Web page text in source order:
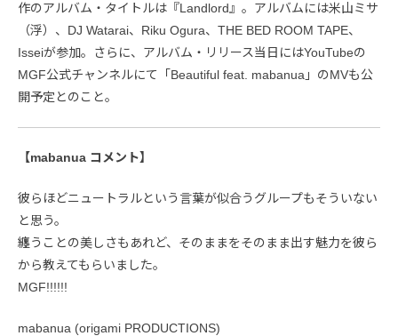
作のアルバム・タイトルは『Landlord』。アルバムには米山ミサ
（浮）、DJ Watarai、Riku Ogura、THE BED ROOM TAPE、
Isseiが参加。さらに、アルバム・リリース当日にはYouTubeの
MGF公式チャンネルにて「Beautiful feat. mabanua」のMVも公
開予定とのこと。
【mabanua コメント】
彼らほどニュートラルという言葉が似合うグループもそういない
と思う。
纏うことの美しさもあれど、そのままをそのまま出す魅力を彼ら
から教えてもらいました。
MGF!!!!!!
mabanua (origami PRODUCTIONS)